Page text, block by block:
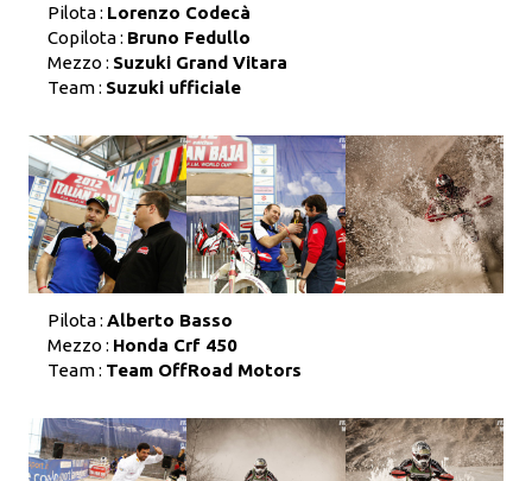
Pilota : Lorenzo Codecà
Copilota : Bruno Fedullo
Mezzo : Suzuki Grand Vitara
Team : Suzuki ufficiale
Pilota : Alberto Basso
Mezzo : Honda Crf 450
Team : Team OffRoad Motors